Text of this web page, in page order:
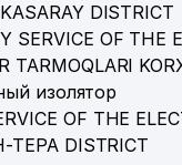
DISTRICT
SERVICE OF THE
TARMOQLARI
изолятор
OF THE
TEPA DISTRICT